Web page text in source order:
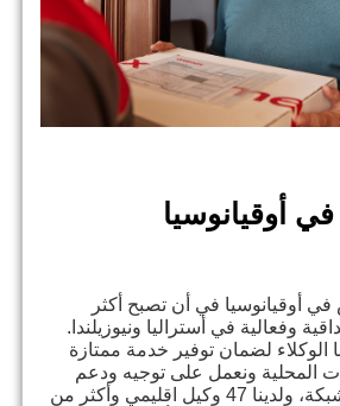
أوقيانوسيا
أوقيانوسيا في أن تصبح أكثر
وفعالية في أستراليا ونيوزيلندا.
الوكلاء لضمان توفير خدمة ممتازة
المحلية ونعمل على توجيه ودعم
نجاحهم من خلال الشبكة، ولدينا 47 وكيل اقليمي وأكثر من